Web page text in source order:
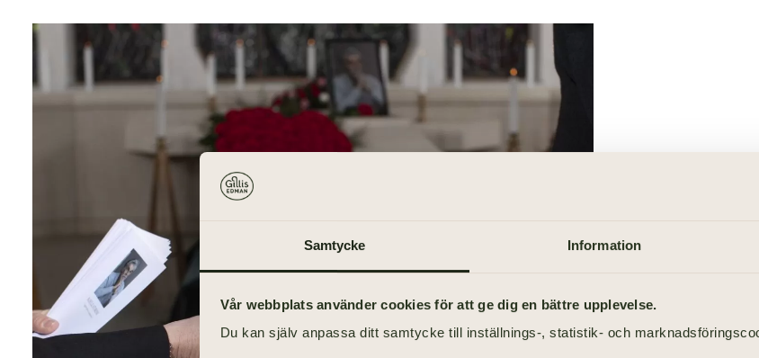
Samtycke Information
Vår webbplats använder cookies för att ge dig en bättre upplevelse.
Du kan själv anpassa ditt samtycke till inställnings-, statistik- och
Så här
Begravningsdagen
planerat. Har du
att förbereda sig
Så går en